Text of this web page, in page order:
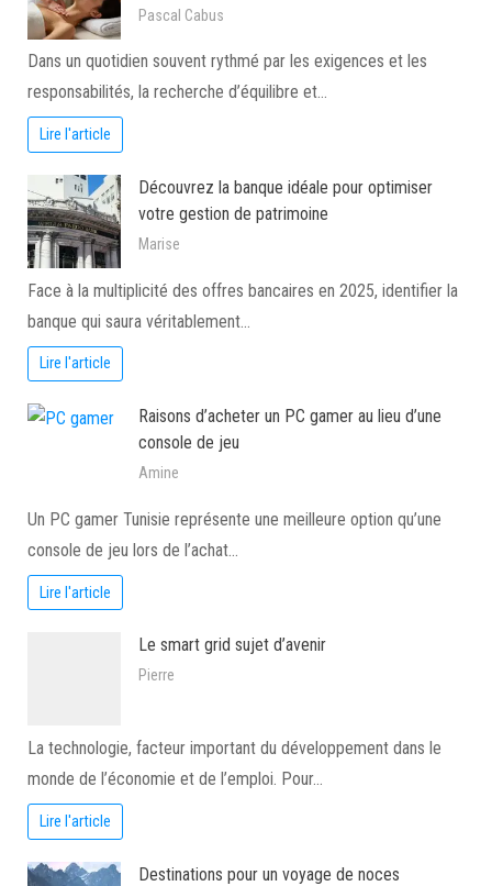
Pascal Cabus
Dans un quotidien souvent rythmé par les exigences et les
responsabilités, la recherche d’équilibre et…
Lire l'article
Découvrez la banque idéale pour optimiser
votre gestion de patrimoine
Marise
Face à la multiplicité des offres bancaires en 2025, identifier la
banque qui saura véritablement…
Lire l'article
Raisons d’acheter un PC gamer au lieu d’une
console de jeu
Amine
Un PC gamer Tunisie représente une meilleure option qu’une
console de jeu lors de l’achat…
Lire l'article
Le smart grid sujet d’avenir
Pierre
La technologie, facteur important du développement dans le
monde de l’économie et de l’emploi. Pour…
Lire l'article
Destinations pour un voyage de noces